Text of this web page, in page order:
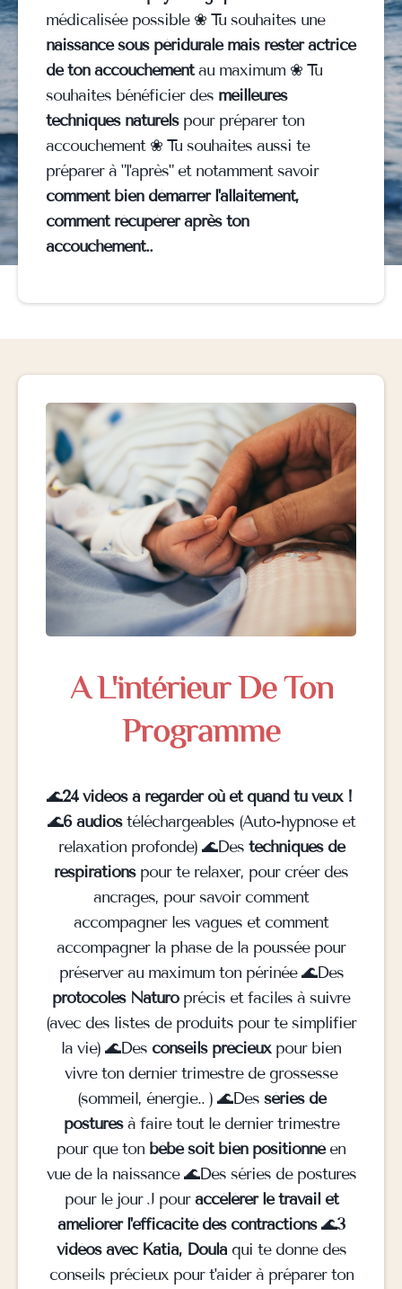
médicalisée possible ❀ Tu souhaites une
naissance sous péridurale mais rester actrice
de ton accouchementau maximum ❀ Tu
souhaites bénéficier des meilleures
techniques naturelspour préparer ton
accouchement ❀ Tu souhaites aussi te
préparer à "l'après" et notamment savoir
comment bien démarrer l'allaitement,
comment récupérer après ton
accouchement..
A L'intérieur De Ton
Programme
🌊24 vidéos à regarder où et quand tu veux !
🌊6 audiostéléchargeables (Auto-hypnose et
relaxation profonde) 🌊Des techniques de
respirationspour te relaxer, pour créer des
ancrages, pour savoir comment
accompagner les vagues et comment
accompagner la phase de la poussée pour
préserver au maximum ton périnée 🌊Des
protocoles Naturoprécis et faciles à suivre
(avec des listes de produits pour te simplifier
la vie) 🌊Des conseils précieuxpour bien
vivre ton dernier trimestre de grossesse
(sommeil, énergie.. ) 🌊Des séries de
posturesà faire tout le dernier trimestre
pour que ton bébé soit bien positionnéen
vue de la naissance 🌊Des séries de postures
pour le jour J pouraccélérer le travail et
améliorer l'efficacité des contractions🌊3
vidéos avec Katia, Doula qui te donne des
conseils précieux pour t'aider à préparer ton